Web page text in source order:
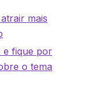
mais
e fique por
o tema